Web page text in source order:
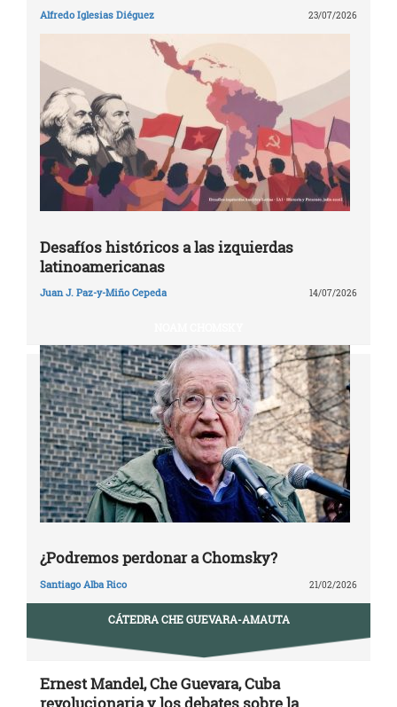
Alfredo Iglesias Diéguez 23/07/2026
Desafíos históricos a las izquierdas
latinoamericanas
Juan J. Paz-y-Miño Cepeda 14/07/2026
¿Podremos perdonar a Chomsky?
Santiago Alba Rico 21/02/2026
CÁTEDRA CHE GUEVARA-AMAUTA
Ernest Mandel, Che Guevara, Cuba